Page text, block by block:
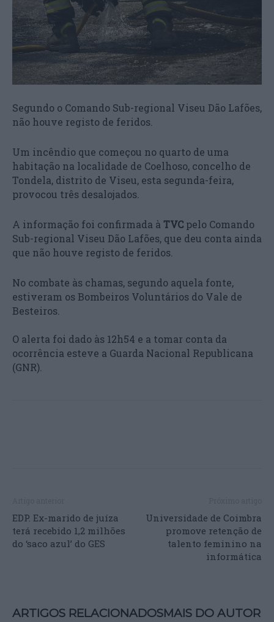
Segundo o Comando Sub-regional Viseu Dão Lafões,
não houve registo de feridos.
Um incêndio que começou no quarto de uma
habitação na localidade de Coelhoso, concelho de
Tondela, distrito de Viseu, esta segunda-feira,
provocou três desalojados.
A informação foi confirmada à TVC pelo Comando
Sub-regional Viseu Dão Lafões, que deu conta ainda
que não houve registo de feridos.
No combate às chamas, segundo aquela fonte,
estiveram os Bombeiros Voluntários do Vale de
Besteiros.
O alerta foi dado às 12h54 e a tomar conta da
ocorrência esteve a Guarda Nacional Republicana
(GNR).
EDP. Ex-marido de juíza
terá recebido 1,2 milhões
do ‘saco azul’ do GES
Universidade de Coimbra
promove retenção de
talento feminino na
informática
ARTIGOS RELACIONADOSMAIS DO AUTOR